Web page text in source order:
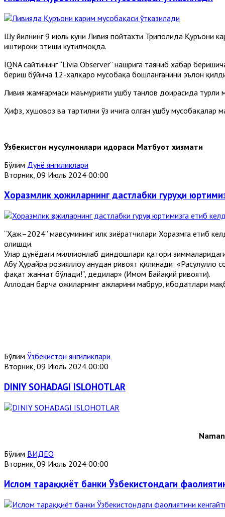
Шу йилнинг 9 июль куни Ливия пойтахти Триполида Қуръони
иштироки этиши кутилмоқда.
IQNA сайтининг “Livia Observer” нашрига таяниб хабар
бериш бўйича 12-халқаро мусобақа бошланганини эълон
Ливия жамғармаси маъмурияти ушбу танлов доирасида турли
Ҳифз, хушовоз ва тартилни ўз ичига олган ушбу мусобақалар
Ўзбекистон мусулмонлари идораси Матбуот хизмати
Бўлим Дунё янгиликлари
Вторник, 09 Июль 2024 00:00
Хоразмлик ҳожиларнинг дастлабки гуруҳи
“Ҳаж–2024” мавсумининг илк зиёратчилари Хоразмга етиб
олишди.
Улар дунёдаги миллионлаб диндошлари қатори
Абу Ҳурайра розияллоҳу анҳудан ривоят қилинади: «Расулуллоҳ
фақат жаннат бўлади!”, дедилар» (Имом Байҳақий ривояти).
Аллоҳдан барча ҳожиларнинг ҳажларини мабрур, ибодатлари
Бўлим Ўзбекистон янгиликлари
Вторник, 09 Июль 2024 00:00
DINIY SOHADAGI ISLOHOTLAR
Бўлим ВИДЕО
Вторник, 09 Июль 2024 00:00
Ислом тараққиёт банки Ўзбекистондаги